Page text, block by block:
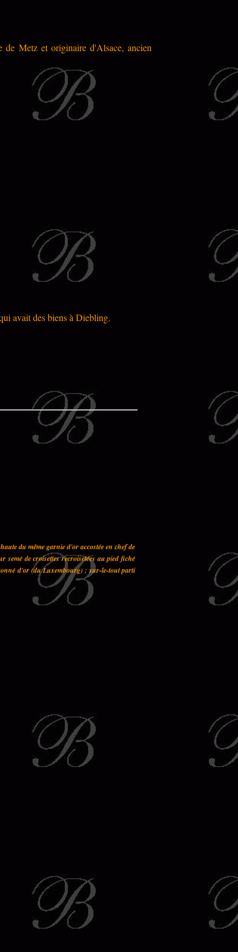
Metz et originaire d'Alsace, ancien
avait des biens à Diebling.
du même garnie d'or accostée en chef de
semé de croisettes recroisetées au pied fiché
d'or (du Luxembourg) ; sur-le-tout parti